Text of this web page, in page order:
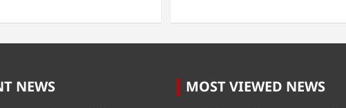
NEWS MOST VIEWED NEWS